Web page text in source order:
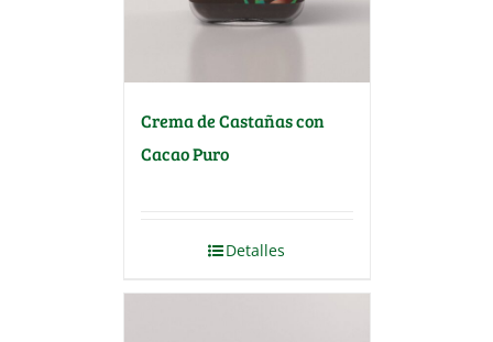
Crema de Castañas con
Cacao Puro
Detalles